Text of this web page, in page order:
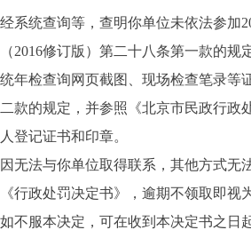
统查询等，查明你单位未依法参加
2016修订版）第二十八条第一款的
年检查询网页截图、现场检查笔录等
款的规定，并参照《北京市民政行政
登记证书和印章。
法与你单位取得联系，其他方式无法
行政处罚决定书》，逾期不领取即视
服本决定，可在收到本决定书之日起